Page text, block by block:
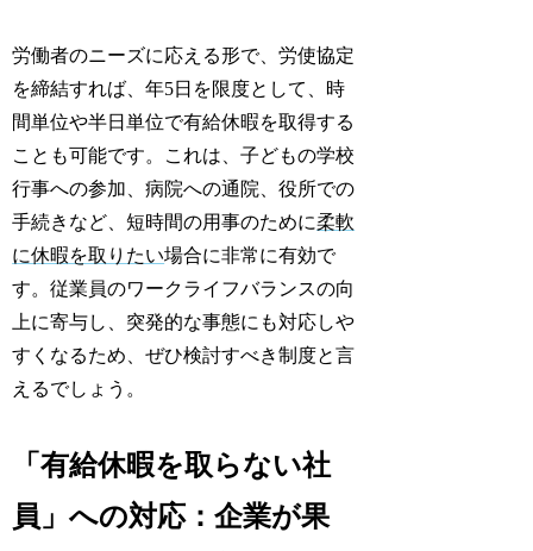
労働者のニーズに応える形で、労使協定
を締結すれば、年5日を限度として、時
間単位や半日単位で有給休暇を取得する
ことも可能です。これは、子どもの学校
行事への参加、病院への通院、役所での
手続きなど、短時間の用事のために柔軟
に休暇を取りたい場合に非常に有効で
す。従業員のワークライフバランスの向
上に寄与し、突発的な事態にも対応しや
すくなるため、ぜひ検討すべき制度と言
えるでしょう。
「有給休暇を取らない社
員」への対応：企業が果